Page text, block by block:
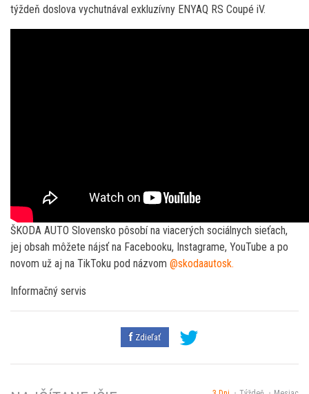
týždeň doslova vychutnával exkluzívny ENYAQ RS Coupé iV.
ŠKODA AUTO Slovensko pôsobí na viacerých sociálnych sieťach,
jej obsah môžete nájsť na Facebooku, Instagrame, YouTube a po
novom už aj na TikToku pod názvom @skodaautosk.
Informačný servis
Zdieľať